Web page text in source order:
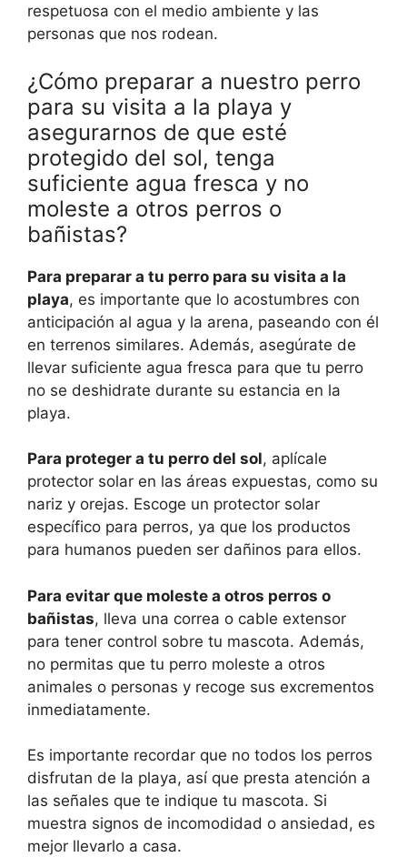
respetuosa con el medio ambiente y las
personas que nos rodean.
¿Cómo preparar a nuestro perro
para su visita a la playa y
asegurarnos de que esté
protegido del sol, tenga
suficiente agua fresca y no
moleste a otros perros o
bañistas?
Para preparar a tu perro para su visita a la
playa, es importante que lo acostumbres con
anticipación al agua y la arena, paseando con él
en terrenos similares. Además, asegúrate de
llevar suficiente agua fresca para que tu perro
no se deshidrate durante su estancia en la
playa.
Para proteger a tu perro del sol, aplícale
protector solar en las áreas expuestas, como su
nariz y orejas. Escoge un protector solar
específico para perros, ya que los productos
para humanos pueden ser dañinos para ellos.
Para evitar que moleste a otros perros o
bañistas, lleva una correa o cable extensor
para tener control sobre tu mascota. Además,
no permitas que tu perro moleste a otros
animales o personas y recoge sus excrementos
inmediatamente.
Es importante recordar que no todos los perros
disfrutan de la playa, así que presta atención a
las señales que te indique tu mascota. Si
muestra signos de incomodidad o ansiedad, es
mejor llevarlo a casa.